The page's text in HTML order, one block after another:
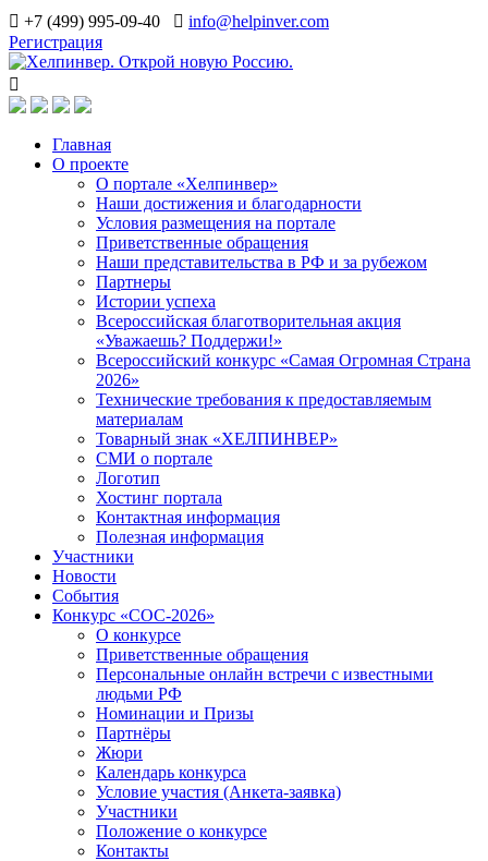
+7 (499) 995-09-40
info@helpinver.com
Регистрация
Главная
О проекте
О портале «Хелпинвер»
Наши достижения и благодарности
Условия размещения на портале
Приветственные обращения
Наши представительства в РФ и за рубежом
Партнеры
Истории успеха
Всероссийская благотворительная акция
«Уважаешь? Поддержи!»
Всероссийский конкурс «Самая Огромная Страна
2026»
Технические требования к предоставляемым
материалам
Товарный знак «ХЕЛПИНВЕР»
СМИ о портале
Логотип
Хостинг портала
Контактная информация
Полезная информация
Участники
Новости
События
Конкурс «СОС-2026»
О конкурсе
Приветственные обращения
Персональные онлайн встречи с известными
людьми РФ
Номинации и Призы
Партнёры
Жюри
Календарь конкурса
Условие участия (Анкета-заявка)
Участники
Положение о конкурсе
Контакты